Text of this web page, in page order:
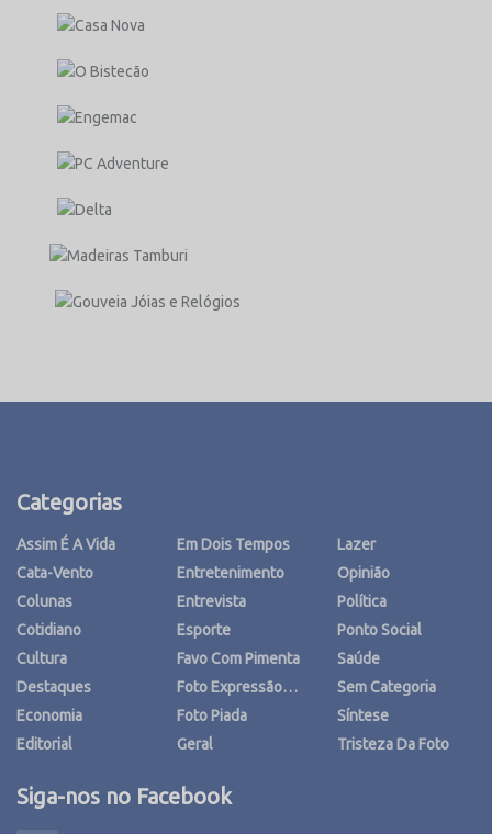
Categorias
Assim É A Vida
Cata-Vento
Colunas
Cotidiano
Cultura
Destaques
Economia
Editorial
Em Dois Tempos
Entretenimento
Entrevista
Esporte
Favo Com Pimenta
Foto Expressão…
Foto Piada
Geral
Lazer
Opinião
Política
Ponto Social
Saúde
Sem Categoria
Síntese
Tristeza Da Foto
Siga-nos no Facebook